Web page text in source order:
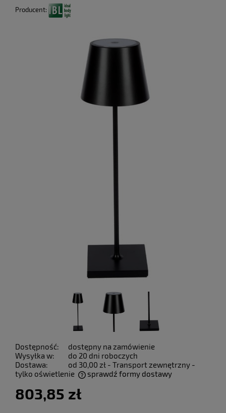
Producent:
Dostępność:
dostępny na zamówienie
Wysyłka w:
do 20 dni roboczych
Dostawa:
od 30,00 zł - Transport zewnętrzny -
tylko oświetlenie
sprawdź formy dostawy
803,85 zł